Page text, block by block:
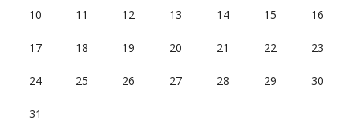
10 11 12 13 14 15 16
17 18 19 20 21 22 23
24 25 26 27 28 29 30
31